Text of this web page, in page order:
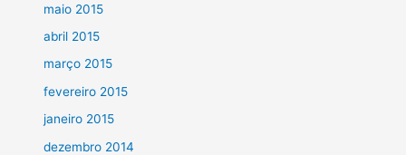
maio 2015
abril 2015
março 2015
fevereiro 2015
janeiro 2015
dezembro 2014